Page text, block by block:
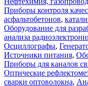
Приборы контроля
асфальтобетонов,
Оборудование для
анализа
Осциллографы,
Источники питания,
Приборы для каналов
Оптические
сварки оптоволокна,